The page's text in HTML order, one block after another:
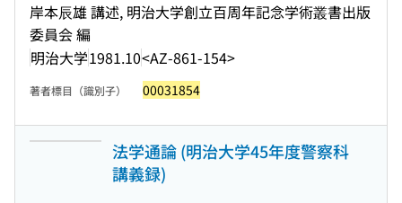
岸本辰雄 講述, 明治大学創立百周年記念学術叢書出版
委員会 編
明治大学1981.10<AZ-861-154>
著者標目（識別子） 00031854
法学通論 (明治大学45年度警察科
講義録)